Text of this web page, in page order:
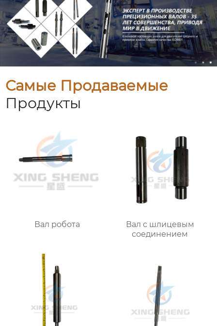
Самые Продаваемые
Продукты
Вал робота
Вал с шлицевым
соединением